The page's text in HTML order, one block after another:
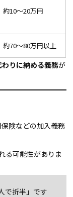
約10〜20万円
約70〜80万円以上
わりに納める義務が
険などの加入義務
る可能性がありま
で折半」です